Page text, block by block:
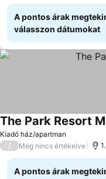
A pontos árak
válasszon dátumokat
Kiadó ház/apartman
The Park Resort
/ Még nincs értékelve
A pontos árak